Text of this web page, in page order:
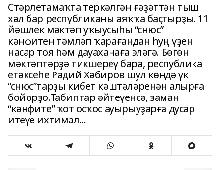
Стәрлетамаҡта теркәлгән ғәҙәттән тыш
хәл бар республиканы аяҡҡа баҫтырҙы. 11
йәшлек мәктәп уҡыусыһы “снюс”
кәнфитен тәмләп ҡарағандан һуң үҙен
насар тоя һәм дауаханаға эләгә. Бөгөн
мәктәптәрҙә тикшереү бара, республика
етәксеһе Радий Хәбиров шул көндә үк
“снюс”тарҙы кибет кәштәләренән алырға
бойорҙо.Табиптар әйтеүенсә, заман
“кәнфите” ҡот осҡос ауырыуҙарға дусар
итеүе ихтимал...